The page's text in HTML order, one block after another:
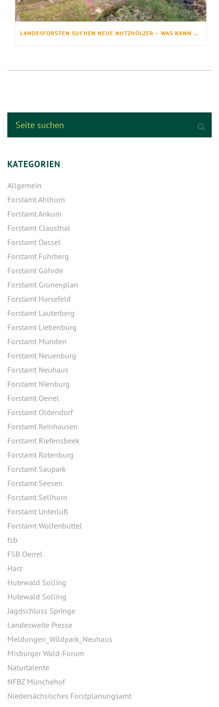
LANDESFORSTEN SUCHEN NEUE NUTZHÖLZER – WAS KANN DER BAUM DES JAHRES?
KATEGORIEN
Allgemein
Forstamt Ahlhorn
Forstamt Ankum
Forstamt Clausthal
Forstamt Dassel
Forstamt Fuhrberg
Forstamt Göhrde
Forstamt Grünenplan
Forstamt Harsefeld
Forstamt Lauterberg
Forstamt Liebenburg
Forstamt Münden
Forstamt Neuenburg
Forstamt Neuhaus
Forstamt Nienburg
Forstamt Oerrel
Forstamt Oldendorf
Forstamt Reinhausen
Forstamt Riefensbeek
Forstamt Rotenburg
Forstamt Saupark
Forstamt Seesen
Forstamt Sellhorn
Forstamt Unterlüß
Forstamt Wolfenbüttel
fsb
FSB Oerrel
Harz
Hutewald Solling
Hutewald Solling
Jagdschloss Springe
Landesweite Presse
Meldungen_Wildpark_Neuhaus
Misburger Wald-Forum
Naturtalente
NFBZ Münchehof
Niedersächsisches Forstplanungsamt